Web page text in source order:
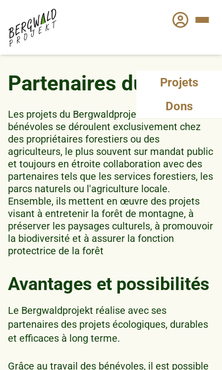
contenu
principal
Partenaires du projet
Les projets du Bergwaldprojekt avec des
bénévoles se déroulent exclusivement chez
des propriétaires forestiers ou des
agriculteurs, le plus souvent sur mandat public
et toujours en étroite collaboration avec des
partenaires tels que les services forestiers, les
parcs naturels ou l'agriculture locale.
Ensemble, ils mettent en œuvre des projets
visant à entretenir la forêt de montagne, à
préserver les paysages culturels, à promouvoir
la biodiversité et à assurer la fonction
protectrice de la forêt
Avantages et possibilités
Le Bergwaldprojekt réalise avec ses
partenaires des projets écologiques, durables
et efficaces à long terme.
Grâce au travail des bénévoles, il est possible
Projets
Dons